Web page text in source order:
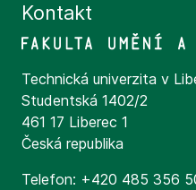
Kontakt
Technická univerzita v
Studentská 1402/2
461 17 Liberec 1
Česká republika
Telefon: +420 485 356